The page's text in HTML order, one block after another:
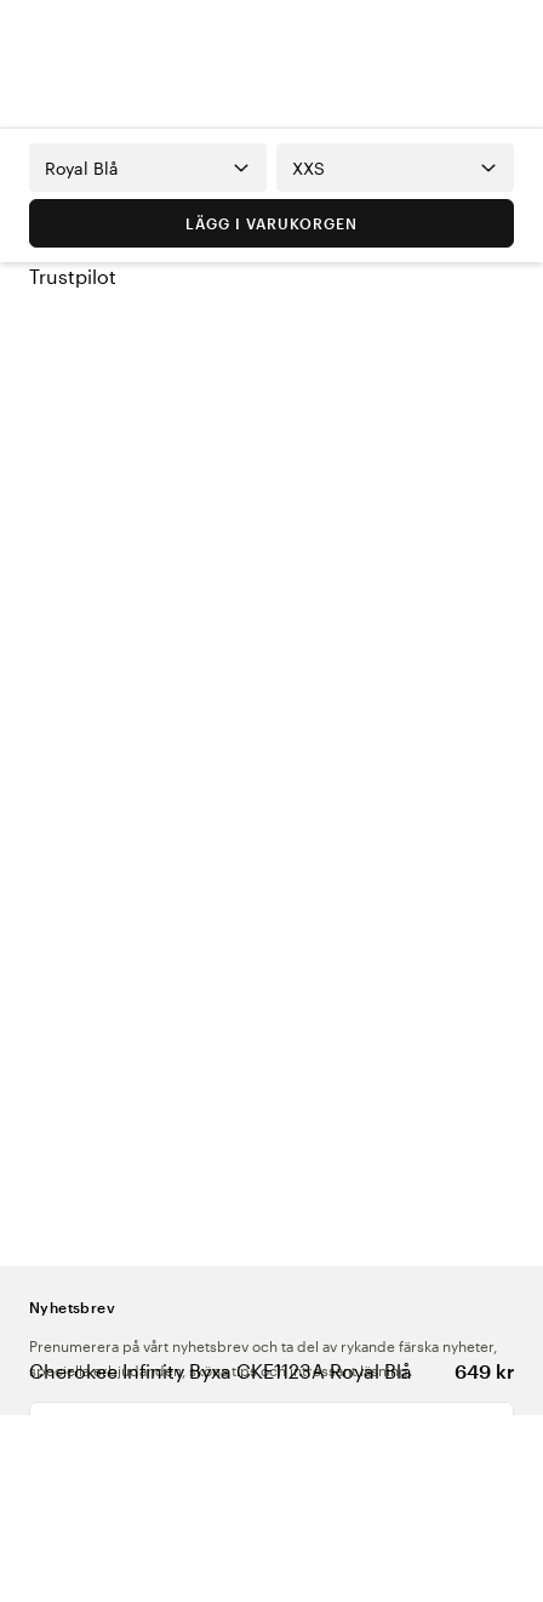
Cherokee Infinity Byxa CKE1123A Royal Blå 649 kr
Royal Blå XXS
LÄGG I VARUKORGEN
Trustpilot
Nyhetsbrev
Prenumerera på vårt nyhetsbrev och ta del av rykande färska nyheter,
speciella erbjudanden, sköna tips och intressant läsning.
Ange din e-postadress